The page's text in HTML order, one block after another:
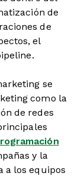
de
de
el
se
como la
de redes
y la
a los equipos